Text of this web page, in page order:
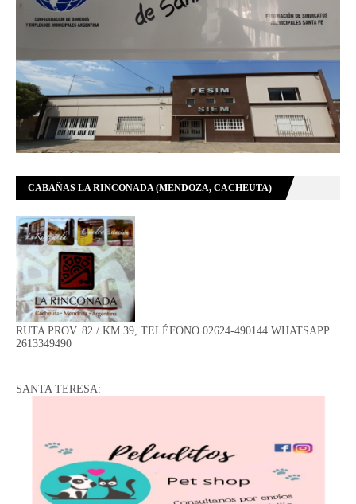
CABAÑAS LA RINCONADA (MENDOZA, CACHEUTA)
RUTA PROV. 82 / KM 39, TELÉFONO 02624-490144 WHATSAPP
2613349490
SANTA TERESA: